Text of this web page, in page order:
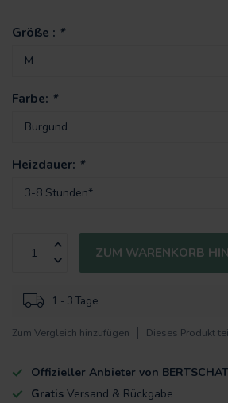
Größe : *
Farbe: *
Heizdauer: *
ZUM WARENKORB
1 - 3 Tage
Zum Vergleich hinzufügen Dieses Produkt
Offizieller Anbieter von
Gratis Versand & Rückgabe